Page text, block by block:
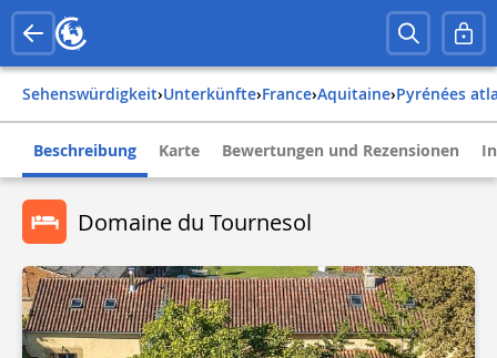
Sehenswürdigkeit› Unterkünfte› france› aquitaine› pyrénées
Beschreibung Karte Bewertungen und Rezensionen
Domaine du Tournesol